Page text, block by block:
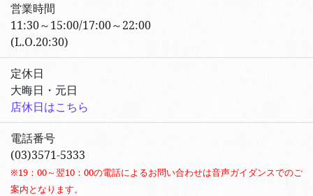
営業時間
11:30～15:00/17:00～22:00
(L.O.20:30)
定休日
大晦日・元日
店休日はこちら
電話番号
(03)3571-5333
※19：00～翌10：00の電話によるお問い合わせは音声ガイダンスでのご
案内となります。